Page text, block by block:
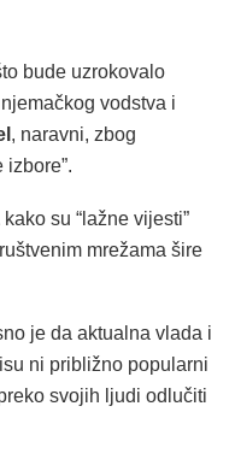
bude uzrokovalo
vodstva i
, naravni, zbog
kako su “lažne vijesti”
mrežama šire
je da aktualna vlada i
ni približno popularni
svojih ljudi odlučiti